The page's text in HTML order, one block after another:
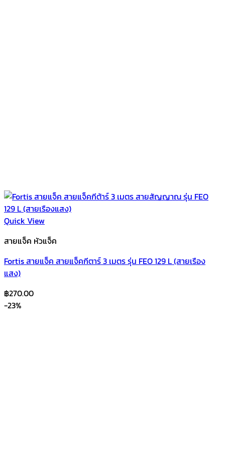
Quick View
สายแจ็ค หัวแจ็ค
Fortis สายแจ็ค สายแจ็คกีตาร์ 3 เมตร รุ่น FEO 129 L (สายเรือง
แสง)
฿270.00
-23%